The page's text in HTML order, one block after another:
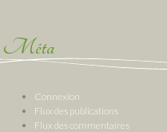
Méta
Connexion
Flux des publications
Flux des commentaires